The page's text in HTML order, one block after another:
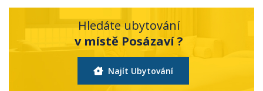
Hledáte ubytování
v místě Posázaví ?
Najít Ubytování